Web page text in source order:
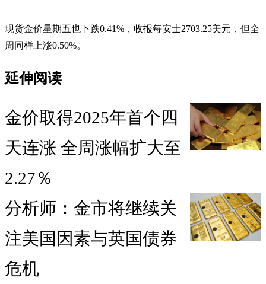
现货金价星期五也下跌0.41%，收报每安士2703.25美元，但全
周同样上涨0.50%。
延伸阅读
金价取得2025年首个四
天连涨 全周涨幅扩大至
2.27％
分析师：金市将继续关
注美国因素与英国债券
危机